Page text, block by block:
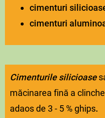
cimenturi
cimenturi
Cimenturile silicioase
măcinarea fină a
adaos de 3 - 5 % ghips.